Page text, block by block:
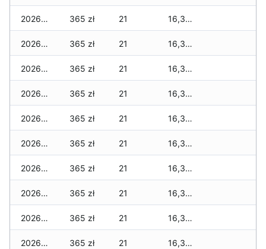
2026-03-14 365 zł 21 16,330 zł
2026-03-13 365 zł 21 16,330 zł
2026-03-12 365 zł 21 16,330 zł
2026-03-11 365 zł 21 16,330 zł
2026-03-10 365 zł 21 16,330 zł
2026-03-09 365 zł 21 16,330 zł
2026-03-08 365 zł 21 16,330 zł
2026-03-07 365 zł 21 16,325 zł
2026-03-06 365 zł 21 16,300 zł
2026-03-05 365 zł 21 16,300 zł